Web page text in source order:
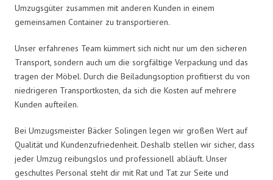
Umzugsgüter zusammen mit anderen Kunden in einem
gemeinsamen Container zu transportieren.
Unser erfahrenes Team kümmert sich nicht nur um den sicheren
Transport, sondern auch um die sorgfältige Verpackung und das
tragen der Möbel. Durch die Beiladungsoption profitierst du von
niedrigeren Transportkosten, da sich die Kosten auf mehrere
Kunden aufteilen.
Bei Umzugsmeister Bäcker Solingen legen wir großen Wert auf
Qualität und Kundenzufriedenheit. Deshalb stellen wir sicher, dass
jeder Umzug reibungslos und professionell abläuft. Unser
geschultes Personal steht dir mit Rat und Tat zur Seite und